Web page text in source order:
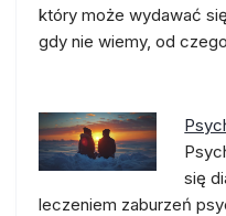
który może wydawać
gdy nie wiemy, od
się
leczeniem zaburzeń